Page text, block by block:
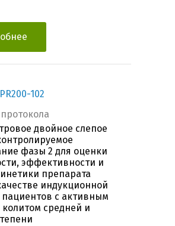
102
двойное слепое
фазы 2 для оценки
эффективности и
препарата
индукционной
пациентов с активным
средней и